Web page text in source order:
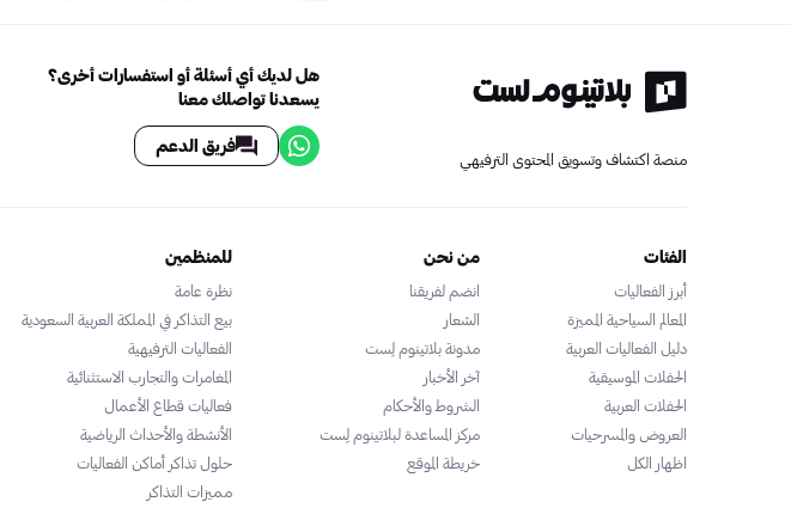
منصة اكتشاف وتسويق المحتوى الترفيهي
هل لديك أي أسئلة أو استفسارات أخرى؟
يسعدنا تواصلك معنا
فريق الدعم
الفئات
أبرز الفعاليات
المعالم السياحية المميزة
دليل الفعاليات العربية
الحفلات الموسيقية
الحفلات العربية
العروض والمسرحيات
اظهار الكل
من نحن
انضم لفريقنا
الشعار
مدونة بلاتينوم لِست
آخر الأخبار
الشروط والأحكام
مركز المساعدة لبلاتينوم لِست
خريطة الموقع
للمنظمين
نظرة عامة
بيع التذاكر في المملكة العربية السعودية
الفعاليات الترفيهية
المغامرات والتجارب الاستثنائية
فعاليات قطاع الأعمال
الأنشطة والأحداث الرياضية
حلول تذاكر أماكن الفعاليات
مميزات التذاكر